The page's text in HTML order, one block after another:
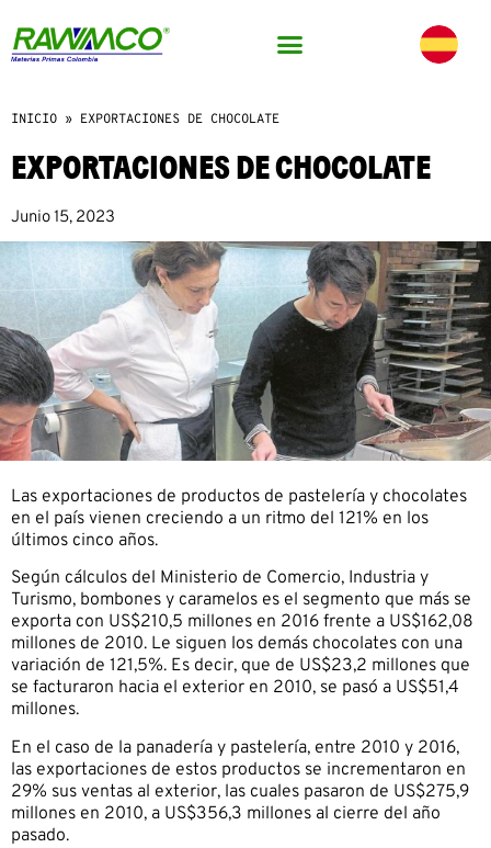
INICIO » EXPORTACIONES DE CHOCOLATE
EXPORTACIONES DE CHOCOLATE
Junio 15, 2023
Las exportaciones de productos de pastelería y chocolates
en el país vienen creciendo a un ritmo del 121% en los
últimos cinco años.
Según cálculos del Ministerio de Comercio, Industria y
Turismo, bombones y caramelos es el segmento que más se
exporta con US$210,5 millones en 2016 frente a US$162,08
millones de 2010. Le siguen los demás chocolates con una
variación de 121,5%. Es decir, que de US$23,2 millones que
se facturaron hacia el exterior en 2010, se pasó a US$51,4
millones.
En el caso de la panadería y pastelería, entre 2010 y 2016,
las exportaciones de estos productos se incrementaron en
29% sus ventas al exterior, las cuales pasaron de US$275,9
millones en 2010, a US$356,3 millones al cierre del año
pasado.